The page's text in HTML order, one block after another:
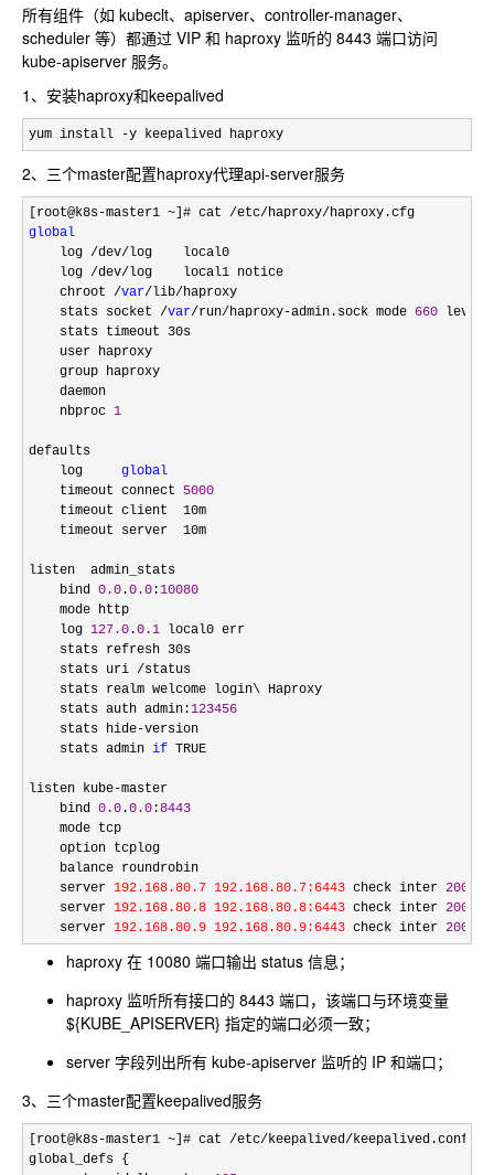
所有组件（如 kubeclt、apiserver、controller-manager、
scheduler 等）都通过 VIP 和 haproxy 监听的 8443 端口访问
kube-apiserver 服务。
1、安装haproxy和keepalived
yum install -y keepalived haproxy
2、三个master配置haproxy代理api-server服务
[root@k8s-master1 ~]# cat /etc/haproxy/
global
    log
/dev/ log    local0
    log
/dev/ log    local1 notice
    chroot
/var/lib/haproxy
    stats socket
/var/run/haproxy-admin.sock mode 660 level
    stats timeout 30s
    user haproxy
    group haproxy
    daemon
    nbproc
1
defaults
    log
global
    timeout connect
5000
    timeout client  10m
    timeout server  10m
listen  admin_stats
    bind
0.0 .0.0 :10080
    mode http
    log
127.0 .0.1 local0 err
    stats refresh 30s
    stats uri
/status
    stats realm welcome login\ Haproxy
    stats auth admin:
123456
    stats hide
-version
    stats admin
if TRUE
listen kube-master
    bind
0.0 .0.0 :8443
    mode tcp
    option tcplog
    balance roundrobin
    server
192.168.80.7 192.168.80.7:6443 check inter 2000
    server
192.168.80.8 192.168.80.8:6443 check inter 2000
    server
192.168.80.9 192.168.80.9:6443 check inter 2000
haproxy 在 10080 端口输出 status 信息；
haproxy 监听所有接口的 8443 端口，该端口与环境变量
${KUBE_APISERVER} 指定的端口必须一致；
server 字段列出所有 kube-apiserver 监听的 IP 和端口；
3、三个master配置keepalived服务
[root@k8s-master1 ~]# cat /etc/keepalived/keepalived.conf
global_defs {